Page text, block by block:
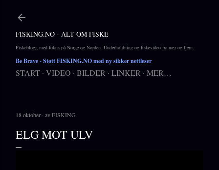
FISKING.NO - ALT OM FISKE
Fiskeblogg med fokus på Norge og Norden. Underholdning og fiskevideo fra nær og fjern.
Be Brave- Støtt FISKING.NO med ny sikker nettleser
START VIDEO BILDER LINKER MER…
18 oktober avFISKING
ELG MOT ULV